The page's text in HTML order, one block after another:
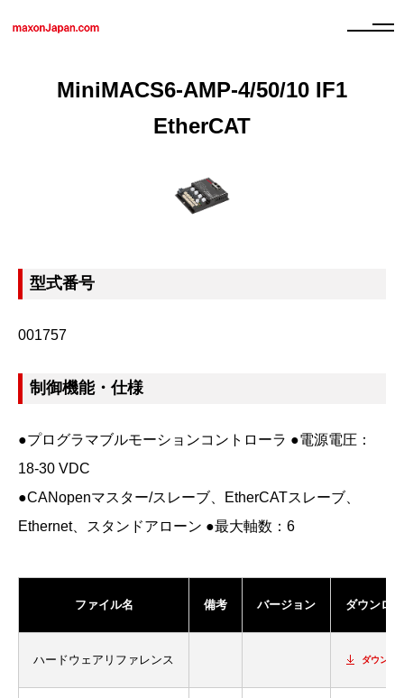
MiniMACS6-AMP-4/50/10 IF1
EtherCAT
型式番号
001757
制御機能・仕様
●プログラマブルモーションコントローラ ●電源電圧：
18-30 VDC
●CANopenマスター/スレーブ、EtherCATスレーブ、
Ethernet、スタンドアローン ●最大軸数：6
ファイル名 備考 バージョン ダウンロ
ハードウェアリファレンス ダウンロ